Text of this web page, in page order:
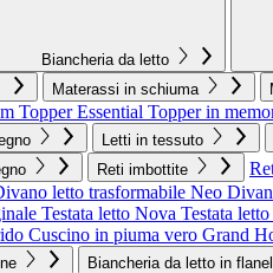
Biancheria da letto
Materassi in schiuma
Topper Essential Topper in
Letti in tessuto
Reti imbottite
letto trasformabile Neo
Testata letto Nova Testata
Cuscino in piuma vero Grand
Biancheria da letto in